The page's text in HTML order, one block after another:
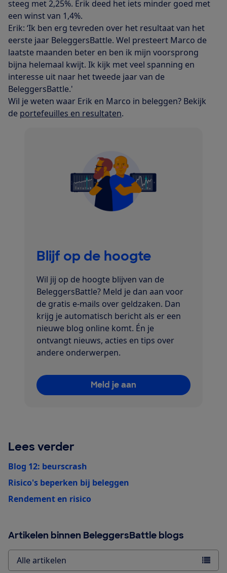
steeg met 2,25%. Erik deed het iets minder goed met
een winst van 1,4%.
Erik: ‘Ik ben erg tevreden over het resultaat van het
eerste jaar BeleggersBattle. Wel presteert Marco de
laatste maanden beter en ben ik mijn voorsprong
bijna helemaal kwijt. Ik kijk met veel spanning en
interesse uit naar het tweede jaar van de
BeleggersBattle.'
Wil je weten waar Erik en Marco in beleggen? Bekijk
de portefeuilles en resultaten.
Blijf op de hoogte
Wil jij op de hoogte blijven van de
BeleggersBattle? Meld je dan aan voor
de gratis e-mails over geldzaken. Dan
krijg je automatisch bericht als er een
nieuwe blog online komt. Én je
ontvangt nieuws, acties en tips over
andere onderwerpen.
Meld je aan
Lees verder
Blog 12: beurscrash
Risico's beperken bij beleggen
Rendement en risico
Artikelen binnen BeleggersBattle blogs
Alle artikelen